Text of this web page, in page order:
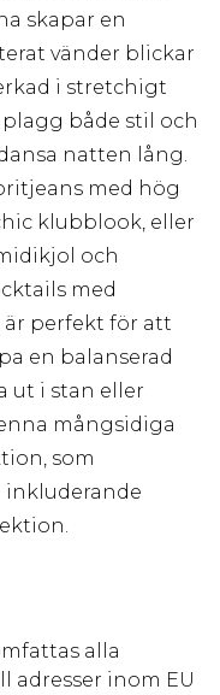
skapar en
vänder blickar
i stretchigt
både stil och
natten lång.
med hög
klubblook, eller
och
med
perfekt för att
en balanserad
ut i stan eller
mångsidiga
som
alla
adresser inom EU